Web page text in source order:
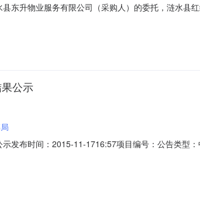
东升物业服务有限公司（采购人）的委托，涟水县
路交叉处建设规模：红日金城小区屋面防水维修约
公示
发布时间：2015-11-1716:57项目编号：公告类型
认。现将成交结果公示如下：采购项目名称：物业